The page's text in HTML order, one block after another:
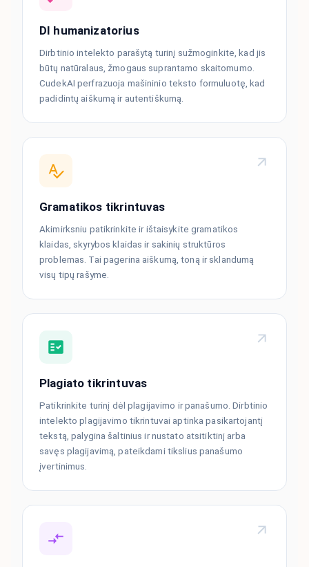
DI humanizatorius
Dirbtinio intelekto parašytą turinį sužmoginkite, kad jis
būtų natūralaus, žmogaus suprantamo skaitomumo.
CudekAI perfrazuoja mašininio teksto formuluotę, kad
padidintų aiškumą ir autentiškumą.
Gramatikos tikrintuvas
Akimirksniu patikrinkite ir ištaisykite gramatikos
klaidas, skyrybos klaidas ir sakinių struktūros
problemas. Tai pagerina aiškumą, toną ir sklandumą
visų tipų rašyme.
Plagiato tikrintuvas
Patikrinkite turinį dėl plagijavimo ir panašumo. Dirbtinio
intelekto plagijavimo tikrintuvai aptinka pasikartojantį
tekstą, palygina šaltinius ir nustato atsitiktinį arba
savęs plagijavimą, pateikdami tikslius panašumo
įvertinimus.